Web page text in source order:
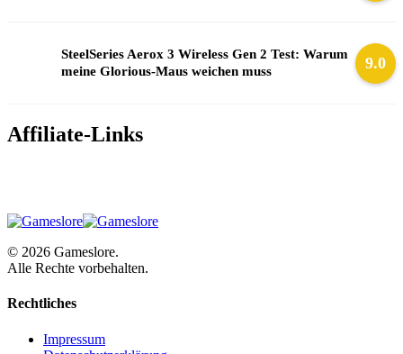
SteelSeries Aerox 3 Wireless Gen 2 Test: Warum
meine Glorious-Maus weichen muss
9.0
Affiliate-Links
© 2026 Gameslore.
Alle Rechte vorbehalten.
Rechtliches
Impressum